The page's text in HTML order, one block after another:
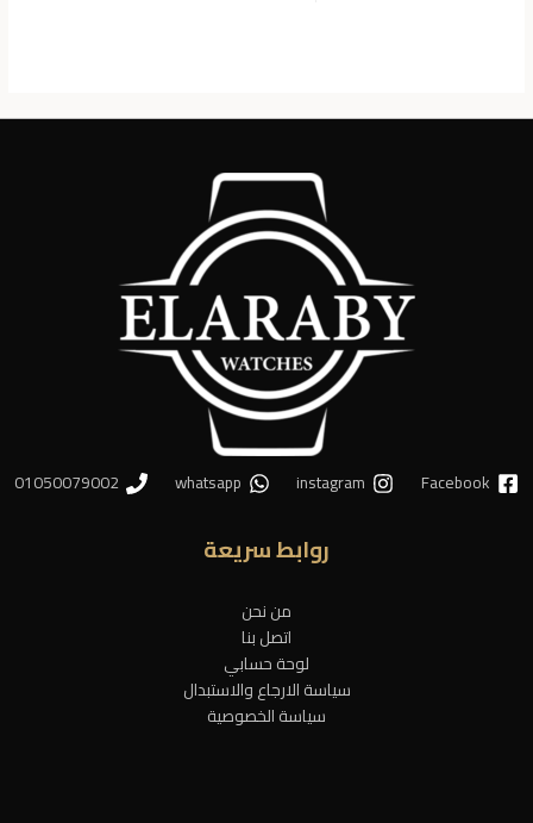
Facebook
instagram
whatsapp
01050079002
روابط سريعة
من نحن
اتصل بنا
لوحة حسابي
سياسة الارجاع والاستبدال
سياسة الخصوصية